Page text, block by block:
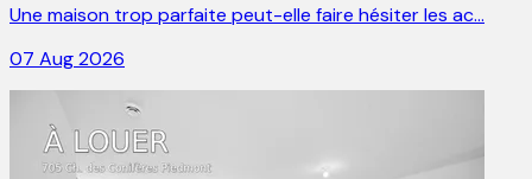
Une maison trop parfaite peut-elle faire hésiter les ac…
07 Aug 2026